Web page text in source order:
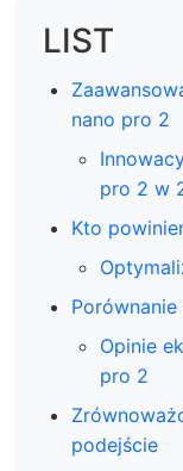
LIST
nano pro 2
pro 2 w
Kto
Opinie
pro 2
podejście